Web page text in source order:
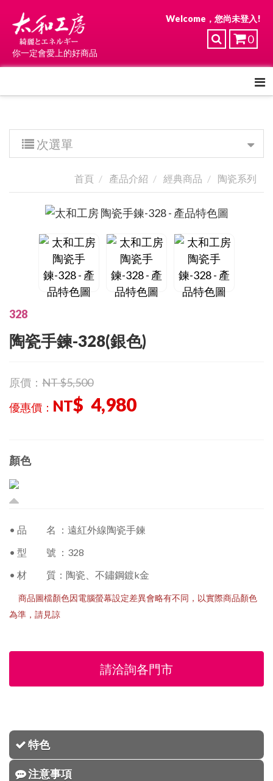
你一定會愛上的好商品
0
Welcome，您尚未登入!
次選單
首頁 產品介紹 經典商品 陶瓷系列
328
陶瓷手鍊-328(銀色)
原價： NT $5,500
優惠價： NT$ 4,980
顏色
• 品 名 ：遠紅外線陶瓷手鍊
• 型 號 ：328
• 材 質：陶瓷、不鏽鋼鍍k金
商品圖檔顏色因電腦螢幕設定差異會略有不同，以實際商品顏色
為準，請見諒
請洽詢各門市
特色
注意事項